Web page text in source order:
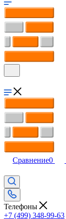
Сравнение0
Телефоны
+7 (499) 348-99-63